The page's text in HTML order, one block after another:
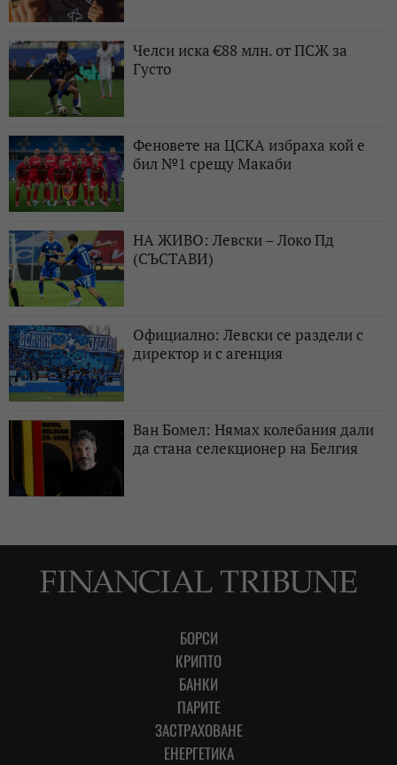
Челси иска €88 млн. от ПСЖ за
Густо
Феновете на ЦСКА избраха кой е
бил №1 срещу Макаби
НА ЖИВО: Левски – Локо Пд
(СЪСТАВИ)
Официално: Левски се раздели с
директор и с агенция
Ван Бомел: Нямах колебания дали
да стана селекционер на Белгия
БОРСИ
КРИПТО
БАНКИ
ПАРИТЕ
ЗАСТРАХОВАНЕ
ЕНЕРГЕТИКА